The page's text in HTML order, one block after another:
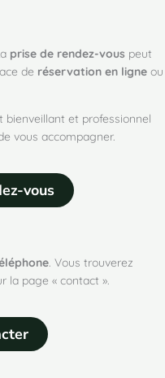
prise de rendez-vous peut
de réservation en ligne ou
bienveillant et professionnel
vous accompagner.
vous
. Vous trouverez
la page « contact ».